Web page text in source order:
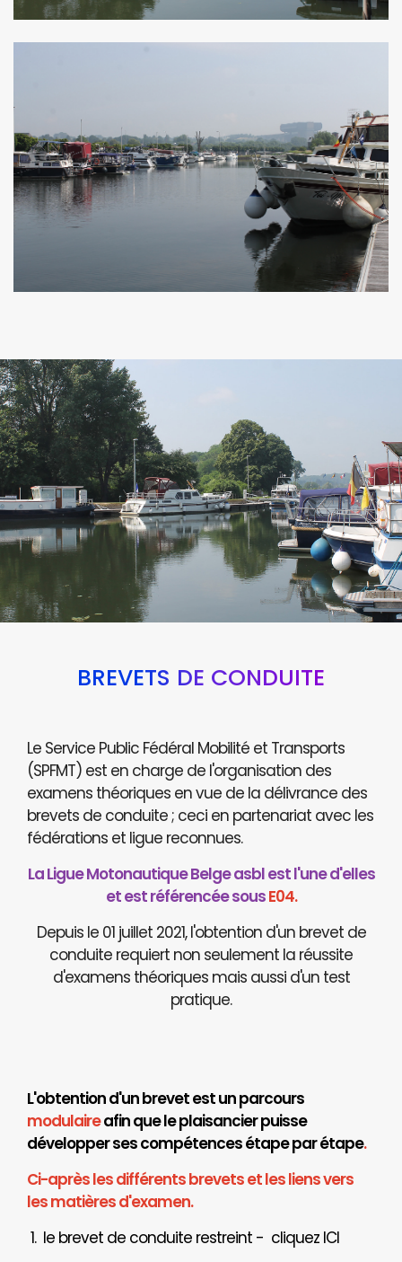
BREVETS DE CONDUITE
Le Service Public Fédéral Mobilité et Transports
(SPFMT) est en charge de l'organisation des
examens théoriques en vue de la délivrance des
brevets de conduite ; ceci en partenariat avec les
fédérations et ligue reconnues.
La Ligue Motonautique Belge asbl est l'une d'elles
et est référencée sousE04.
Depuis le 01 juillet 2021, l'obtention d'un brevet de
conduite requiert non seulement la réussite
d'examens théoriques mais aussi d'un test
pratique.
L'obtention d'un brevet est un parcours
modulaireafin que le plaisancier puisse
développer ses compétences étape par étape.
Ci-après les différents brevets et les liens vers
les matières d'examen.
1. le brevet de conduite restreint - cliquez ICI